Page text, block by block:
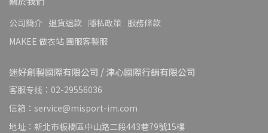
公司簡介 退貨退款 隱私政策 服務條款
MAKEE 做衣站 團服客製服
迷好創製國際有限公司 / 津心國際行銷有限公司
客服专线：02-29556036
信箱：service@misport-im.com
地址：新北市板橋區中山路二段443巷79號15樓